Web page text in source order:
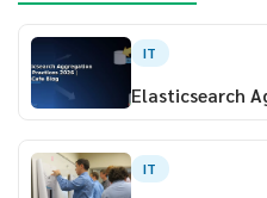
IT
Elasticsearch
IT